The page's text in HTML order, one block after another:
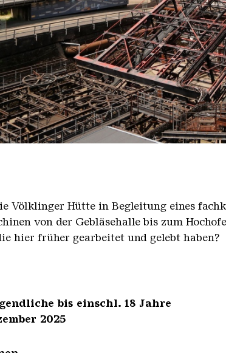
der Völklinger Hütte mit dem
Völklinger Hütte | Karl Heinrich
Völklinger Hütte in Begleitung eines
von der Gebläsehalle bis zum
hier früher gearbeitet und gelebt haben?
bis einschl. 18
2025